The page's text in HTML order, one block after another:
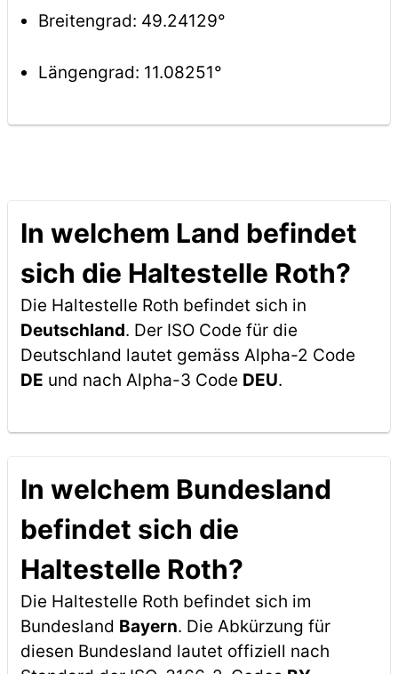
Breitengrad: 49.24129°
Längengrad: 11.08251°
In welchem Land befindet
sich die Haltestelle Roth?
Die Haltestelle Roth befindet sich in
Deutschland. Der ISO Code für die
Deutschland lautet gemäss Alpha-2 Code
DE und nach Alpha-3 Code DEU.
In welchem Bundesland
befindet sich die
Haltestelle Roth?
Die Haltestelle Roth befindet sich im
Bundesland Bayern. Die Abkürzung für
diesen Bundesland lautet offiziell nach